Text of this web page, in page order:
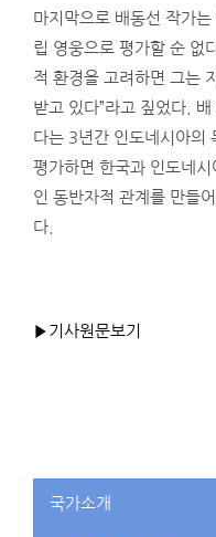
마지막으로 배동선 작가
립 영웅으로 평가할 순 없
적 환경을 고려하면 그는
받고 있다”라고 짚었다. 배
다는 3년간 인도네시아의
평가하면 한국과 인도네
인 동반자적 관계를 만들
다.
▶기사원문보기
국가소개